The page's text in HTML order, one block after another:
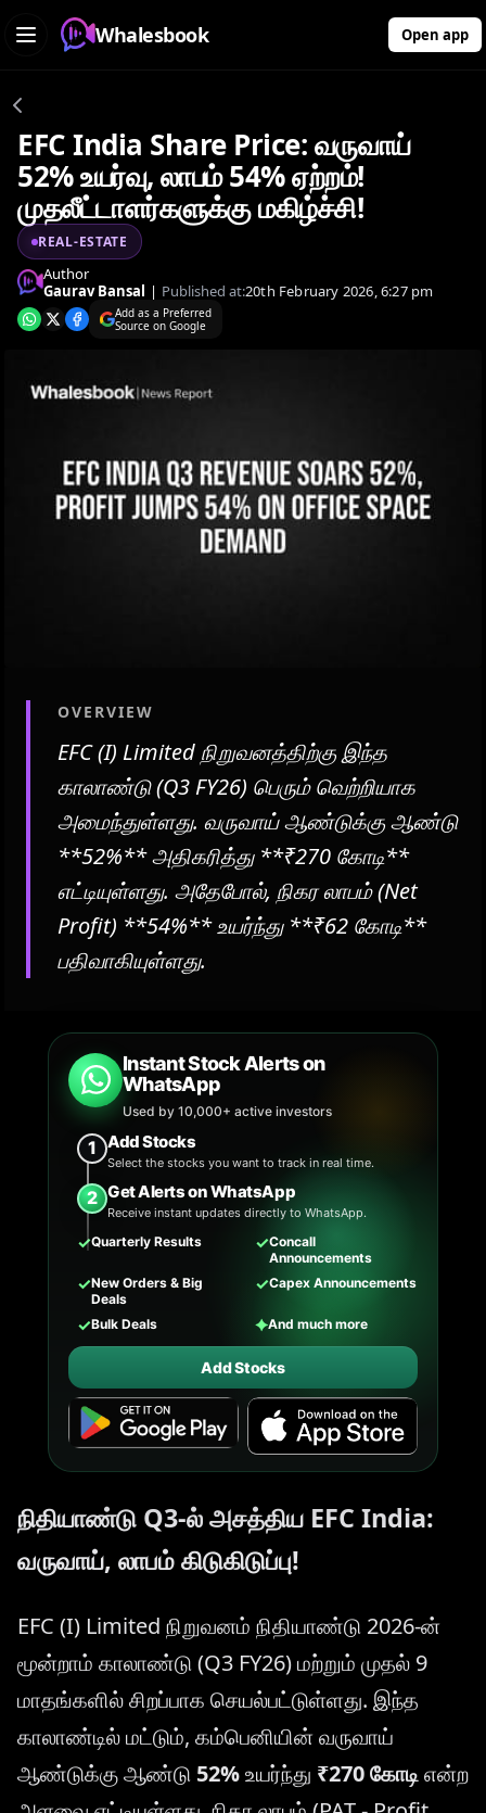
Whalesbook Open app
EFC India Share Price: வருவாய்
52% உயர்வு, லாபம் 54% ஏற்றம்!
முதலீட்டாளர்களுக்கு மகிழ்ச்சி!
REAL-ESTATE
Author
Gaurav Bansal | Published at:20th February 2026, 6:27 pm
Add as a Preferred
Source on Google
OVERVIEW
EFC (I) Limited நிறுவனத்திற்கு இந்த
காலாண்டு (Q3 FY26) பெரும் வெற்றியாக
அமைந்துள்ளது. வருவாய் ஆண்டுக்கு ஆண்டு
**52%** அதிகரித்து **₹270 கோடி**
எட்டியுள்ளது. அதேபோல், நிகர லாபம் (Net
Profit) **54%** உயர்ந்து **₹62 கோடி**
பதிவாகியுள்ளது.
Instant Stock Alerts on
WhatsApp
Used by 10,000+ active investors
1 Add Stocks
Select the stocks you want to track in real time.
2 Get Alerts on WhatsApp
Receive instant updates directly to WhatsApp.
✓Quarterly Results ✓Concall
Announcements
✓New Orders & Big
Deals
✓Capex Announcements
✓Bulk Deals ✦And much more
Add Stocks
நிதியாண்டு Q3-ல் அசத்திய EFC India:
வருவாய், லாபம் கிடுகிடுப்பு!
EFC (I) Limited நிறுவனம் நிதியாண்டு 2026-ன்
மூன்றாம் காலாண்டு (Q3 FY26) மற்றும் முதல் 9
மாதங்களில் சிறப்பாக செயல்பட்டுள்ளது. இந்த
காலாண்டில் மட்டும், கம்பெனியின் வருவாய்
ஆண்டுக்கு ஆண்டு 52%உயர்ந்து ₹270 கோடிஎன்ற